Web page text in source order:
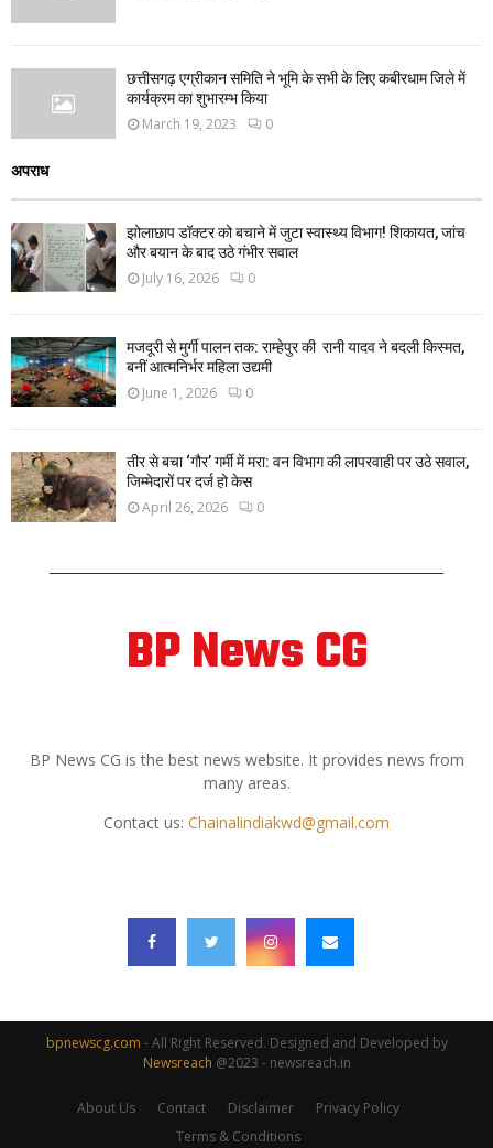
छत्तीसगढ़ एग्रीकान समिति ने भूमि के सभी के लिए कबीरधाम जिले में
कार्यक्रम का शुभारम्भ किया
March 19, 2023 0
अपराध
झोलाछाप डॉक्टर को बचाने में जुटा स्वास्थ्य विभाग! शिकायत, जांच
और बयान के बाद उठे गंभीर सवाल
July 16, 2026 0
मजदूरी से मुर्गी पालन तक: राम्हेपुर की रानी यादव ने बदली किस्मत,
बनीं आत्मनिर्भर महिला उद्यमी
June 1, 2026 0
तीर से बचा ‘गौर’ गर्मी में मरा: वन विभाग की लापरवाही पर उठे सवाल,
जिम्मेदारों पर दर्ज हो केस
April 26, 2026 0
BP News CG
BP News CG is the best news website. It provides news from
many areas.
Contact us: Chainalindiakwd@gmail.com
bpnewscg.com - All Right Reserved. Designed and Developed by
Newsreach @2023 - newsreach.in
About Us Contact Disclaimer
Privacy Policy
Terms & Conditions